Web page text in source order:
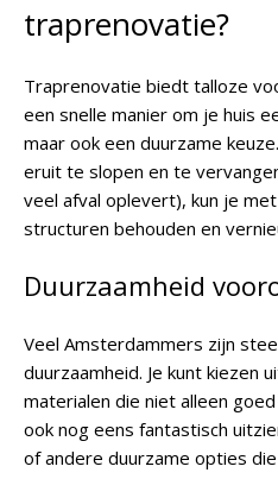
traprenovatie?
Traprenovatie biedt talloze
een snelle manier om je huis
maar ook een duurzame
eruit te slopen en te
veel afval oplevert), kun je
structuren behouden en
Duurzaamheid
Veel Amsterdammers zijn
duurzaamheid. Je kunt kiezen
materialen die niet alleen
ook nog eens fantastisch
of andere duurzame opties